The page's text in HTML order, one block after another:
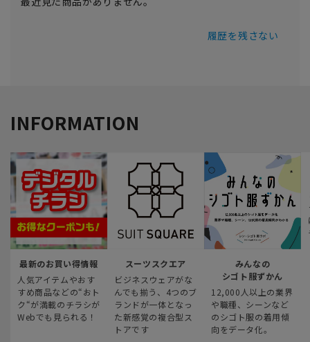
履歴を残さない
INFORMATION
最新のお買い得情報
人気アイテムやおす
すめ商品などの“おト
ク“が満載のチラシが
Webでも見られる！
スーツスクエア
ビジネスウェアがな
んでも揃う、4つのブ
ランドが一体となっ
た新感覚の複合型ス
トアです
みんなの
シゴト服ずかん
12,000人以上の業界
や職種、シーンなど
のシゴト服の着用傾
向をデータ化。